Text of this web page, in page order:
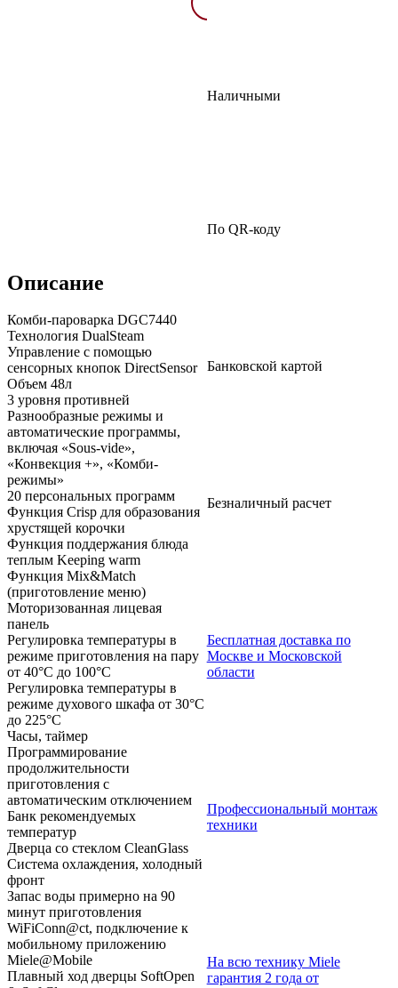
Наличными
По QR-коду
Банковской картой
Безналичный расчет
Бесплатная доставка по
Москве и Московской
области
Профессиональный монтаж
техники
На всю технику Miele
гарантия 2 года от
Описание
Комби-пароварка DGC7440
Технология DualSteam
Управление с помощью
сенсорных кнопок DirectSensor
Объем 48л
3 уровня противней
Разнообразные режимы и
автоматические программы,
включая «Sous-vide»,
«Конвекция +», «Комби-
режимы»
20 персональных программ
Функция Crisp для образования
хрустящей корочки
Функция поддержания блюда
теплым Keeping warm
Функция Mix&Match
(приготовление меню)
Моторизованная лицевая
панель
Регулировка температуры в
режиме приготовления на пару
от 40°C до 100°C
Регулировка температуры в
режиме духового шкафа от 30°C
до 225°C
Часы, таймер
Программирование
продолжительности
приготовления с
автоматическим отключением
Банк рекомендуемых
температур
Дверца со стеклом CleanGlass
Система охлаждения, холодный
фронт
Запас воды примерно на 90
минут приготовления
WiFiConn@ct, подключение к
мобильному приложению
Miele@Mobile
Плавный ход дверцы SoftOpen